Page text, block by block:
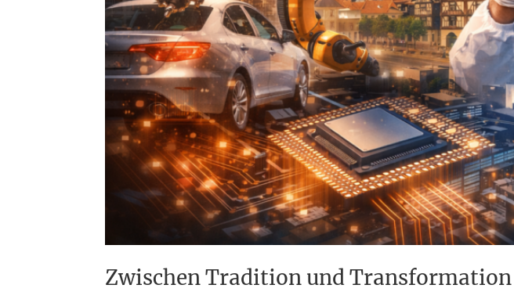
Zwischen Tradition und Transformation